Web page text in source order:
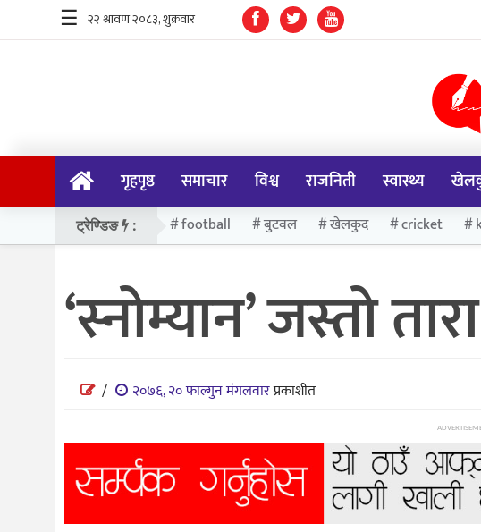
समाचार
राजनिती
खेलकुद
मनोरन्जन
अन्तर्वाता
☰
गृहपृष्ठ समाचार विश्व राजनिती स्वास्थ्य
ट्रेण्डिङ : football बुटवल खेलकुद cricket
‘स्नोम्यान’ जस्तो
/ २०७६, २० फाल्गुन मंगलवारप्रकाशीत